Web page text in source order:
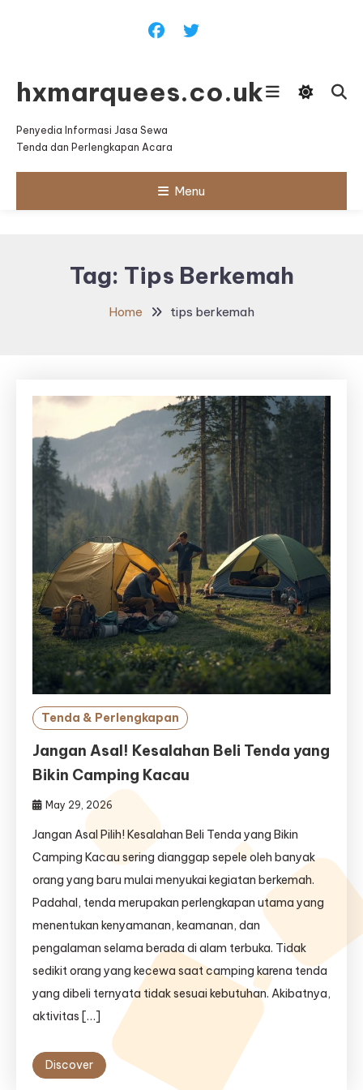
hxmarquees.co.uk
Penyedia Informasi Jasa Sewa
Tenda dan Perlengkapan Acara
Menu
Tag: Tips Berkemah
Home tips berkemah
Tenda & Perlengkapan
Jangan Asal! Kesalahan Beli Tenda yang
Bikin Camping Kacau
May 29, 2026
Jangan Asal Pilih! Kesalahan Beli Tenda yang Bikin
Camping Kacau sering dianggap sepele oleh banyak
orang yang baru mulai menyukai kegiatan berkemah.
Padahal, tenda merupakan perlengkapan utama yang
menentukan kenyamanan, keamanan, dan
pengalaman selama berada di alam terbuka. Tidak
sedikit orang yang kecewa saat camping karena tenda
yang dibeli ternyata tidak sesuai kebutuhan. Akibatnya,
aktivitas […]
Discover